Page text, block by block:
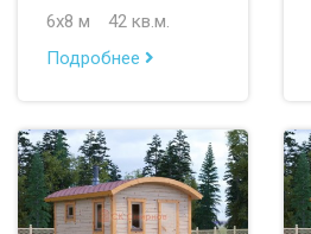
6х8 м
42 кв.м.
Подробнее